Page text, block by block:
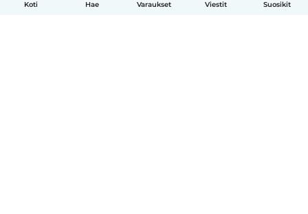
Koti Hae Varaukset Viestit Suosikit